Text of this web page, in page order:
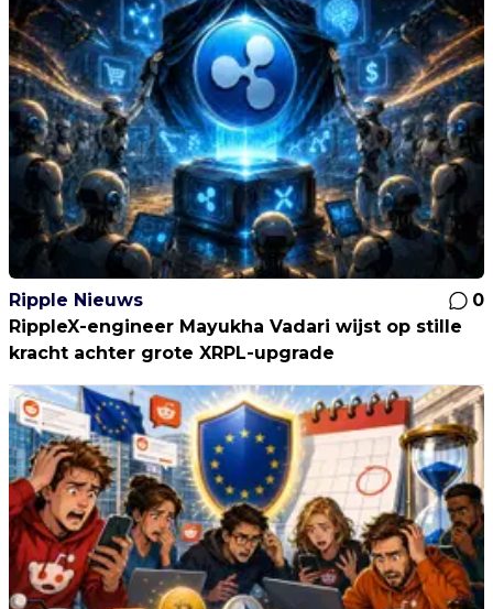
Ripple Nieuws
0
RippleX-engineer Mayukha Vadari wijst op stille
kracht achter grote XRPL-upgrade